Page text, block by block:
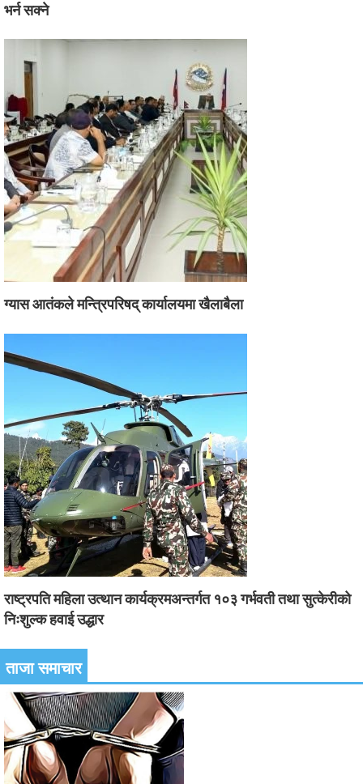
भर्न सक्ने
ग्यास आतंकले मन्त्रिपरिषद् कार्यालयमा खैलाबैला
राष्ट्रपति महिला उत्थान कार्यक्रमअन्तर्गत १०३ गर्भवती तथा सुत्केरीको
निःशुल्क हवाई उद्धार
ताजा समाचार